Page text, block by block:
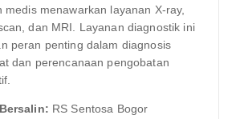
medis menawarkan layanan X-ray,
dan MRI. Layanan diagnostik ini
peran penting dalam diagnosis
dan perencanaan pengobatan
RS Sentosa Bogor